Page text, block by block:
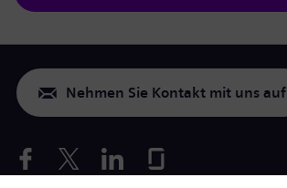
Nehmen Sie Kontakt mit uns auf